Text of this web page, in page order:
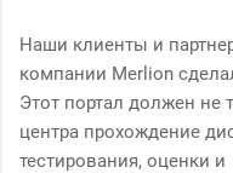
Наши клиенты и
компании Merlion
Этот портал должен не
центра прохождение
тестирования, оценки